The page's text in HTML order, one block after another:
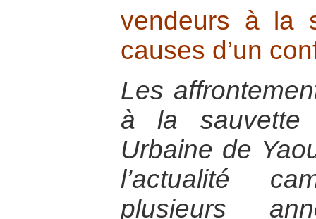
vendeurs à la
causes d’un
Les
à la sauvette
Urbaine de
l’actualité
plusieurs